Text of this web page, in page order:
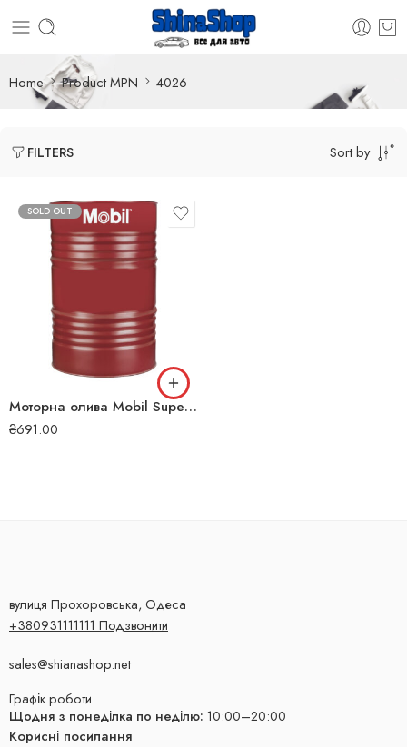
Home Product MPN 4026
FILTERS Sort by
SOLD OUT
Моторна олива Mobil Super 1000 x1 15W-40 208л 4026
₴691.00
вулиця Прохоровська, Одеса
+380931111111 Подзвонити
sales@shianashop.net
Графік роботи
Щодня з понеділка по неділю: 10:00–20:00
Корисні посилання